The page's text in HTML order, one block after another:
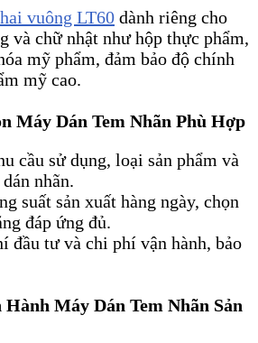
vuông LT60 dành riêng cho
và chữ nhật như hộp thực phẩm,
mỹ phẩm, đảm bảo độ chính
mỹ cao.
Máy Dán Tem Nhãn Phù Hợp
cầu sử dụng, loại sản phẩm và
nhãn.
suất sản xuất hàng ngày, chọn
đáp ứng đủ.
đầu tư và chi phí vận hành, bảo
Máy Dán Tem Nhãn Sản